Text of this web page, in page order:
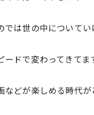
では世の中について
ードで変わってきて
どが楽しめる時代が